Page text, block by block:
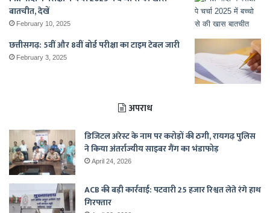
बातचीत, देखें
February 10, 2025
छत्तीसगढ़: 5वीं और 8वीं बोर्ड परीक्षा का टाइम टेबल जारी
February 3, 2025
अपराध
डिजिटल अरेस्ट के नाम पर करोड़ों की ठगी, रायगढ़ पुलिस
ने किया अंतर्राज्यीय साइबर गैंग का भंडाफोड़
April 24, 2026
ACB की बड़ी कार्रवाई: पटवारी 25 हजार रिश्वत लेते रंगे हाथ
गिरफ्तार